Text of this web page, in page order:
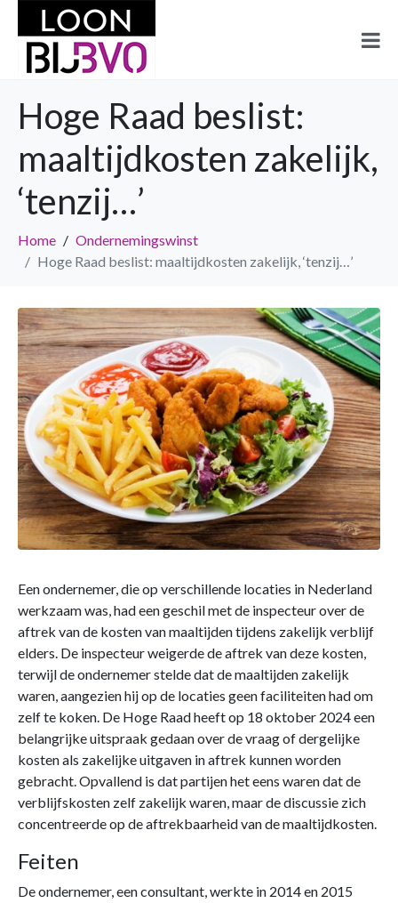
Hoge Raad beslist:
maaltijdkosten zakelijk,
‘tenzij…’
Home
Ondernemingswinst
Hoge Raad beslist: maaltijdkosten zakelijk, ‘tenzij…’
Een ondernemer, die op verschillende locaties in Nederland
werkzaam was, had een geschil met de inspecteur over de
aftrek van de kosten van maaltijden tijdens zakelijk verblijf
elders. De inspecteur weigerde de aftrek van deze kosten,
terwijl de ondernemer stelde dat de maaltijden zakelijk
waren, aangezien hij op de locaties geen faciliteiten had om
zelf te koken. De Hoge Raad heeft op 18 oktober 2024 een
belangrijke uitspraak gedaan over de vraag of dergelijke
kosten als zakelijke uitgaven in aftrek kunnen worden
gebracht. Opvallend is dat partijen het eens waren dat de
verblijfskosten zelf zakelijk waren, maar de discussie zich
concentreerde op de aftrekbaarheid van de maaltijdkosten.
Feiten
De ondernemer, een consultant, werkte in 2014 en 2015